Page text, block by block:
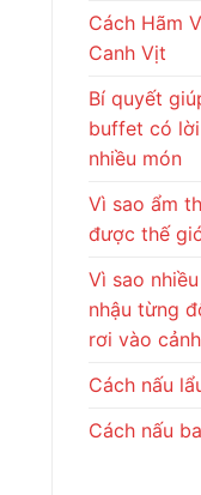
Cách Hãm
Canh Vịt
Bí quyết
buffet có
nhiều món
Vì sao ẩm
được thế
Vì sao
nhậu từng
rơi vào
Cách nấu
Cách nấu